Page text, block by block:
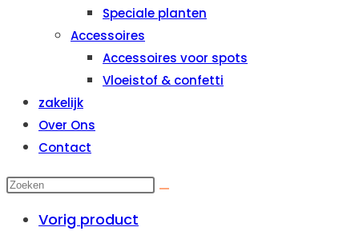
Speciale planten
Accessoires
Accessoires voor spots
Vloeistof & confetti
zakelijk
Over Ons
Contact
Vorig product